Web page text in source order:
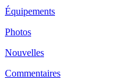
Équipements
Photos
Nouvelles
Commentaires